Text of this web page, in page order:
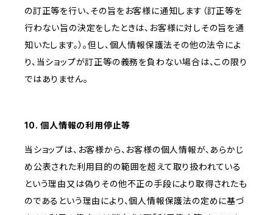
の訂正等を行い、その旨をお客様に通知します（訂正等を
行わない旨の決定をしたときは、お客様に対しその旨を通
知いたします。）。但し、個人情報保護法その他の法令によ
り、当ショップが訂正等の義務を負わない場合は、この限り
ではありません。
10. 個人情報の利用停止等
当ショップは、お客様から、お客様の個人情報が、あらかじ
め公表された利用目的の範囲を超えて取り扱われている
という理由又は偽りその他不正の手段により取得されたも
のであるという理由により、個人情報保護法の定めに基づ